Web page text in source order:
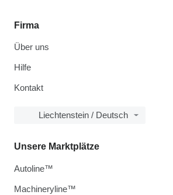
Firma
Über uns
Hilfe
Kontakt
Liechtenstein / Deutsch
Unsere Marktplätze
Autoline™
Machineryline™